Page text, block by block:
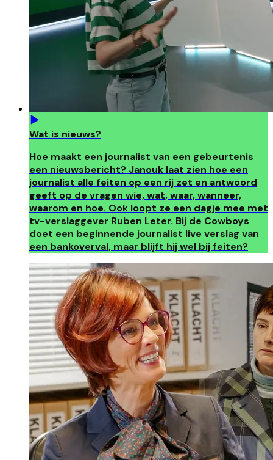
Wat is nieuws?
Hoe maakt een journalist van een gebeurtenis
een nieuwsbericht? Janouk laat zien hoe een
journalist alle feiten op een rij zet en antwoord
geeft op de vragen wie, wat, waar, wanneer,
waarom en hoe. Ook loopt ze een dagje mee met
tv-verslaggever Ruben Leter. Bij de Cowboys
doet een beginnende journalist live verslag van
een bankoverval, maar blijft hij wel bij feiten?